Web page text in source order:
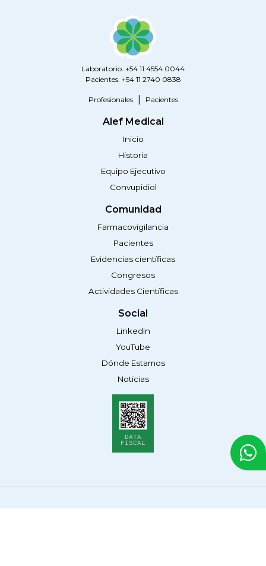
Laboratorio. +54 11 4554 0044
Pacientes. +54 11 2740 0838
Profesionales Pacientes
Alef Medical
Inicio
Historia
Equipo Ejecutivo
Convupidiol
Comunidad
Farmacovigilancia
Pacientes
Evidencias científicas
Congresos
Actividades Científicas
Social
Linkedin
YouTube
Dónde Estamos
Noticias
DATA
FISCAL
© 2026 Alef Medical Argentina. Todos los derechos